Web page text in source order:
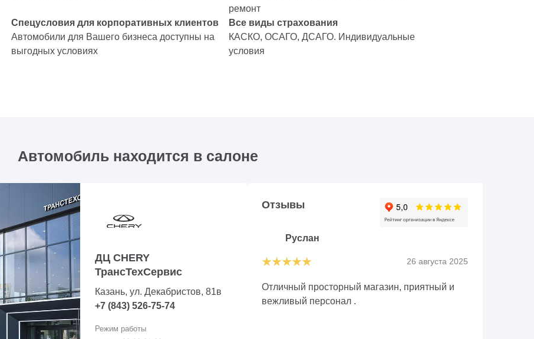
ремонт
Спецусловия для корпоративных клиентов
Автомобили для Вашего бизнеса доступны на
выгодных условиях
Все виды страхования
КАСКО, ОСАГО, ДСАГО. Индивидуальные
условия
Автомобиль находится в салоне
ДЦ CHERY
ТрансТехСервис
Казань, ул. Декабристов, 81в
+7 (843) 526-75-74
Отзывы
Руслан
26 августа 2025
Отличный просторный магазин, приятный и
вежливый персонал .